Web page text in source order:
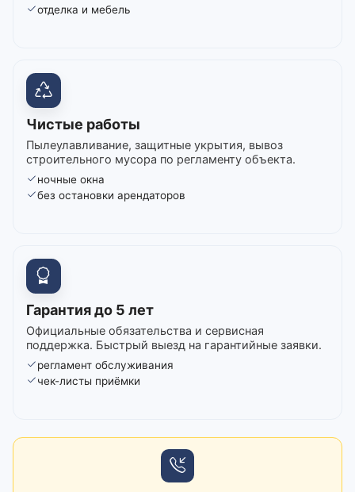
отделка и мебель
Чистые работы
Пылеулавливание, защитные укрытия, вывоз
строительного мусора по регламенту объекта.
ночные окна
без остановки арендаторов
Гарантия до 5 лет
Официальные обязательства и сервисная
поддержка. Быстрый выезд на гарантийные заявки.
регламент обслуживания
чек-листы приёмки